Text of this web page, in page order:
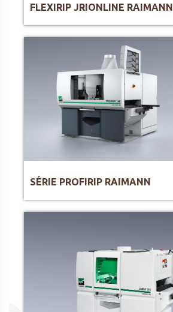
FLEXIRIP JRIONLINE RAIMANN
SÉRIE PROFIRIP RAIMANN